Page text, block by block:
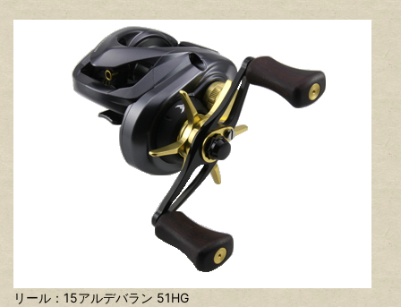
リール：15アルデバラン 51HG